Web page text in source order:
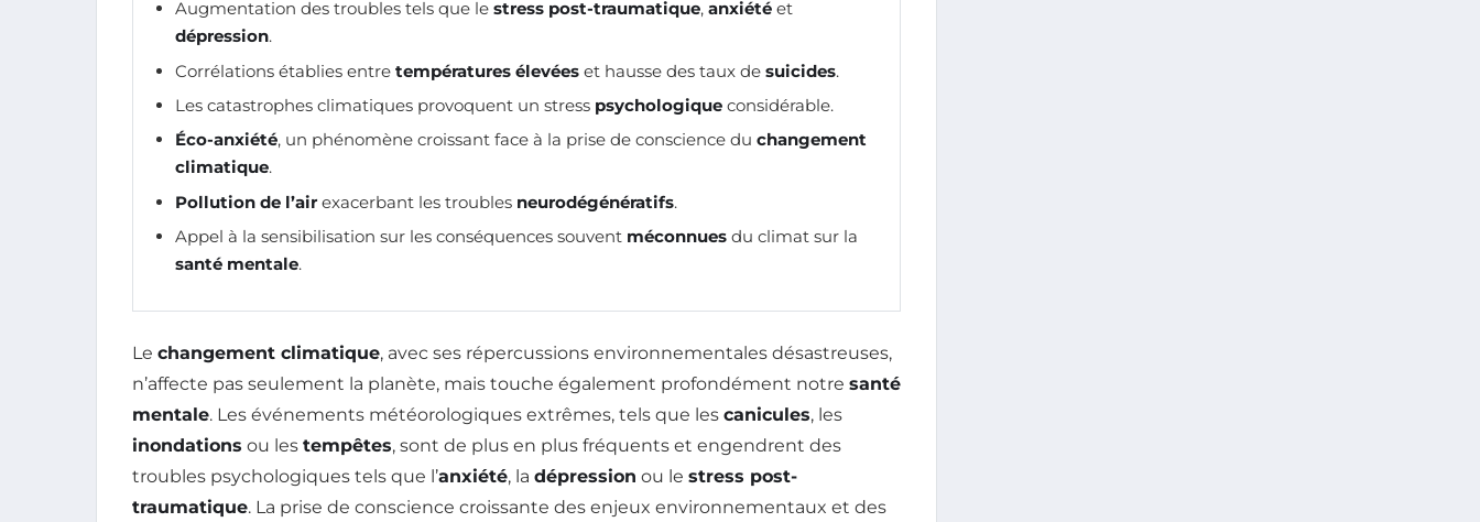
Augmentation des troubles tels que le stress post-traumatique, anxiété et
dépression.
Corrélations établies entre températures élevées et hausse des taux de suicides.
Les catastrophes climatiques provoquent un stress psychologique considérable.
Éco-anxiété, un phénomène croissant face à la prise de conscience du changement
climatique.
Pollution de l’air exacerbant les troubles neurodégénératifs.
Appel à la sensibilisation sur les conséquences souvent méconnues du climat sur la
santé mentale.
Le changement climatique, avec ses répercussions environnementales désastreuses,
n’affecte pas seulement la planète, mais touche également profondément notre santé
mentale. Les événements météorologiques extrêmes, tels que les canicules, les
inondations ou les tempêtes, sont de plus en plus fréquents et engendrent des
troubles psychologiques tels que l’anxiété, la dépression ou le stress post-
traumatique. La prise de conscience croissante des enjeux environnementaux et des